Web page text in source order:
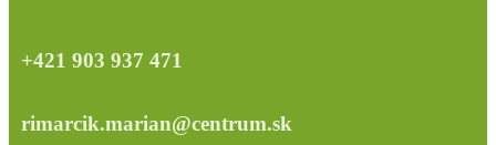
+421 903 937 471
rimarcik.marian@centrum.sk